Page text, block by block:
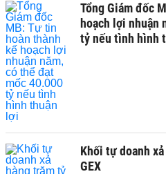
Tổng Giám đốc
hoạch lợi nhuận
tỷ nếu tình hình
Khối tự doanh
GEX